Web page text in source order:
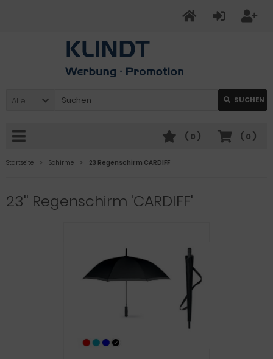
Alle SUCHEN
( 0 )
( 0 )
Startseite Schirme 23 Regenschirm CARDIFF
23'' Regenschirm 'CARDIFF'